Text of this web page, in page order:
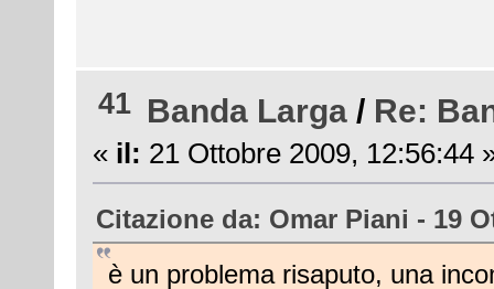
41 Banda Larga / Re:
« il: 21 Ottobre 2009, 12:56:44
Citazione da: Omar Piani - 19
è un problema risaputo, una